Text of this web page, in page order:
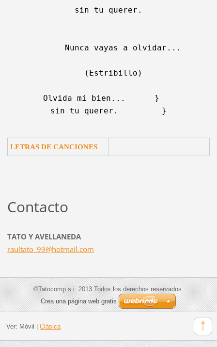
sin tu querer.
Olvida mi bien...      }
sin tu querer.         }
LETRAS DE CANCIONES
Contacto
TATO Y AVELLANEDA
raultato_99@hotmail.com
©Tatocomp s.i. 2013 Todos los derechos reservados.
Crea una página web gratis
Ver: Móvil Clásica